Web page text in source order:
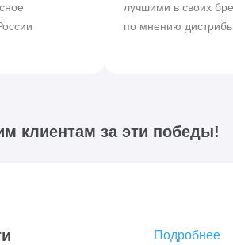
лучшими в своих
по мнению
клиентам за эти победы!
Подробнее